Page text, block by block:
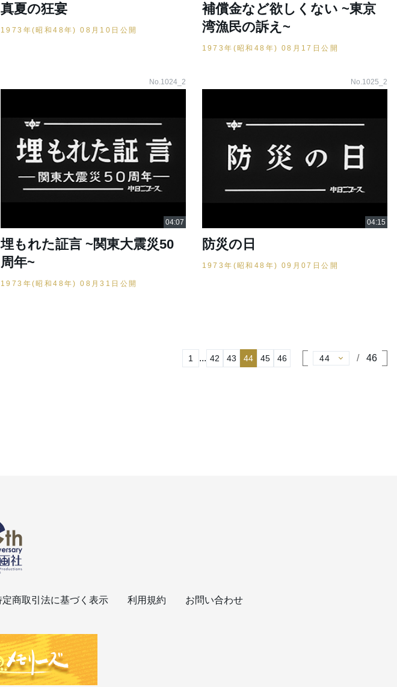
真夏の狂宴
1973年(昭和48年) 08月10日公開
補償金など欲しくない ~東京
湾漁民の訴え~
1973年(昭和48年) 08月17日公開
No.1024_2
埋もれた証言 ~関東大震災50
周年~
1973年(昭和48年) 08月31日公開
No.1025_2
防災の日
1973年(昭和48年) 09月07日公開
1 ... 42 43 44 45 46 46
定商取引法に基づく表示 利用規約 お問い合わせ